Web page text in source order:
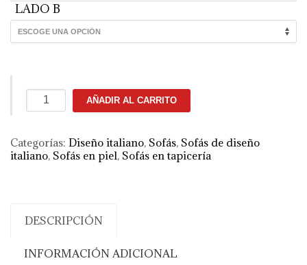
LADO B
Sofá
cantidad
AÑADIR AL CARRITO
Categorías: Diseño italiano, Sofás, Sofás de diseño
italiano, Sofás en piel, Sofás en tapicería
DESCRIPCIÓN
INFORMACIÓN ADICIONAL